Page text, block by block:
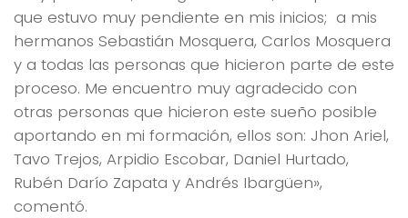
que estuvo muy pendiente en mis inicios; a mis
hermanos Sebastián Mosquera, Carlos Mosquera
y a todas las personas que hicieron parte de este
proceso. Me encuentro muy agradecido con
otras personas que hicieron este sueño posible
aportando en mi formación, ellos son: Jhon Ariel,
Tavo Trejos, Arpidio Escobar, Daniel Hurtado,
Rubén Darío Zapata y Andrés Ibargüen»,
comentó.